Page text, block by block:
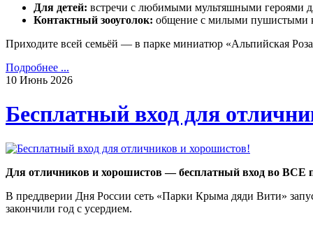
Для детей: встречи с любимыми мультяшными героями
Контактный зооуголок: общение с милыми пушистыми
Приходите всей семьёй — в парке миниатюр «Альпийская
Подробнее ...
10 Июнь 2026
Бесплатный вход для
Для отличников и хорошистов — бесплатный вход во
В преддверии Дня России сеть «Парки Крыма дяди Вити»
закончили год с усердием.